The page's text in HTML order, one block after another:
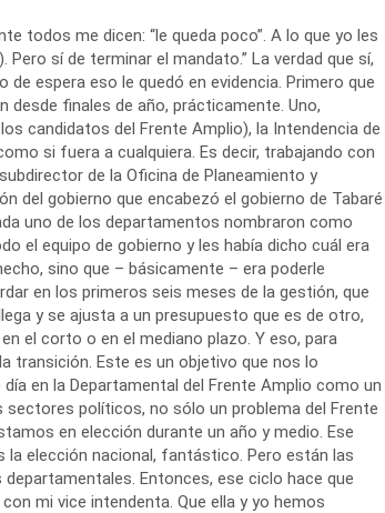
todos me dicen: “le queda poco”. A lo que yo les
sí de terminar el mandato.” La verdad que sí,
espera eso le quedó en evidencia. Primero que
finales de año, prácticamente. Uno,
candidatos del Frente Amplio), la Intendencia de
si fuera a cualquiera. Es decir, trabajando con
de la Oficina de Planeamiento y
del gobierno que encabezó el gobierno de Tabaré
uno de los departamentos nombraron como
el equipo de gobierno y les había dicho cuál era
sino que – básicamente – era poderle
en los primeros seis meses de la gestión, que
y se ajusta a un presupuesto que es de otro,
el corto o en el mediano plazo. Y eso, para
transición. Este es un objetivo que nos lo
en la Departamental del Frente Amplio como un
políticos, no sólo un problema del Frente
en elección durante un año y medio. Ese
la elección nacional, fantástico. Pero están las
Entonces, ese ciclo hace que
mi vice intendenta. Que ella y yo hemos